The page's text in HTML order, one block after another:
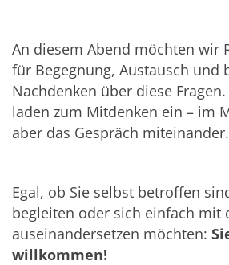
An diesem Abend möchten wir
für Begegnung, Austausch und
Nachdenken über diese
laden zum Mitdenken ein – im
aber das Gespräch miteinander.
Egal, ob Sie selbst betroffen
begleiten oder sich einfach mit
auseinandersetzen möchten:
willkommen!